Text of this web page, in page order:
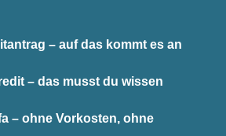
– auf das kommt es an
– das musst du wissen
– ohne Vorkosten, ohne